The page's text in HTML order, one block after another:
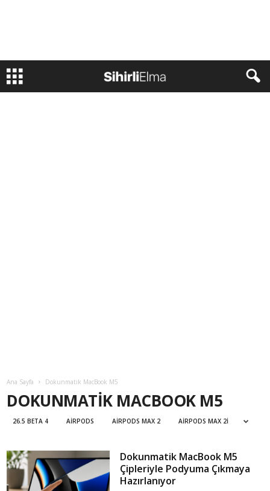
Ana Sayfa Dokunmatik MacBook M5
DOKUNMATIK MACBOOK M5
26.5 BETA 4 AIRPODS AIRPODS MAX 2 AIRPODS MAX 2I
Dokunmatik MacBook M5
Çipleriyle Podyuma Çıkmaya
Hazırlanıyor